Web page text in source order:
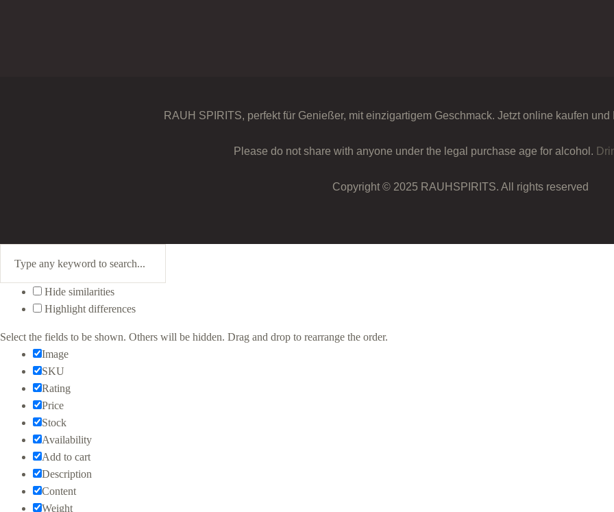
RAUH SPIRITS, perfekt für Genießer, mit einzigartigem Geschmack. Jetzt online kaufen
Please do not share with anyone under the legal purchase age for alcohol.
Copyright © 2025 RAUHSPIRITS. All rights reserved
Hide similarities
Highlight differences
Select the fields to be shown. Others will be hidden. Drag and drop to rearrange the order.
Image
SKU
Rating
Price
Stock
Availability
Add to cart
Description
Content
Weight